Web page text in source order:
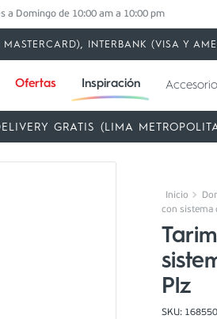
a Domingo de 10:00 am a 10:00 pm
INTERBANK (VISA Y
Ofertas Inspiración
GRATIS (LIMA
con sistema
Plz
SKU: 168550